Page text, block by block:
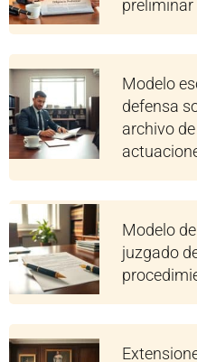
preliminar
Modelo
defensa
archivo
Modelo
juzgado